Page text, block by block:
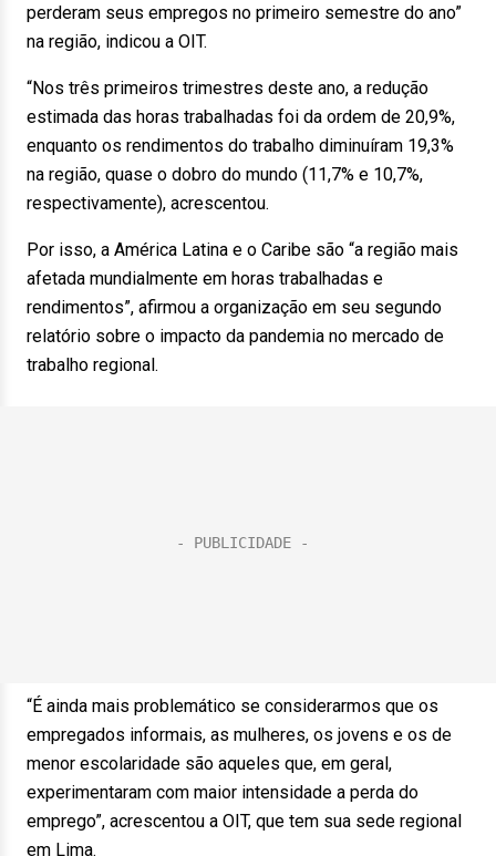
perderam seus empregos no primeiro semestre do ano”
na região, indicou a OIT.
“Nos três primeiros trimestres deste ano, a redução
estimada das horas trabalhadas foi da ordem de 20,9%,
enquanto os rendimentos do trabalho diminuíram 19,3%
na região, quase o dobro do mundo (11,7% e 10,7%,
respectivamente), acrescentou.
Por isso, a América Latina e o Caribe são “a região mais
afetada mundialmente em horas trabalhadas e
rendimentos”, afirmou a organização em seu segundo
relatório sobre o impacto da pandemia no mercado de
trabalho regional.
“É ainda mais problemático se considerarmos que os
empregados informais, as mulheres, os jovens e os de
menor escolaridade são aqueles que, em geral,
experimentaram com maior intensidade a perda do
emprego”, acrescentou a OIT, que tem sua sede regional
em Lima.